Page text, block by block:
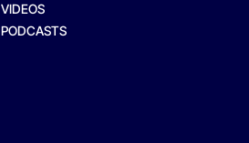
VIDEOS
PODCASTS